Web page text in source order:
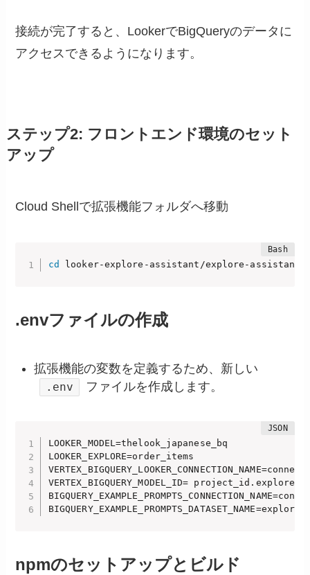
接続が完了すると、LookerでBigQueryのデータに
アクセスできるようになります。
ステップ2: フロントエンド環境のセット
アップ
Cloud Shellで拡張機能フォルダへ移動
cd looker-explore-assistant/explore-assistant-
.envファイルの作成
拡張機能の変数を定義するため、新しい
.env ファイルを作成します。
LOOKER_MODEL=thelook_japanese_bq
LOOKER_EXPLORE=order_items
VERTEX_BIGQUERY_MODEL_ID=
npmのセットアップとビルド